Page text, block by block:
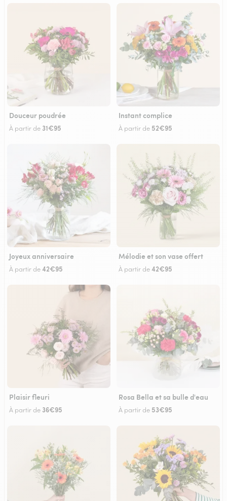
Douceur poudrée
À partir de 31€95
Instant complice
À partir de 52€95
Joyeux anniversaire
À partir de42€95
Mélodie et son vase offert
À partir de42€95
Plaisir fleuri
À partir de 36€95
Rosa Bella et sa bulle d'eau
À partir de 53€95